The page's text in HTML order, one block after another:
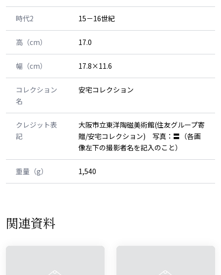
時代2 15－16世紀
高（cm） 17.0
幅（cm） 17.8×11.6
コレクション
名
安宅コレクション
クレジット表
記
大阪市立東洋陶磁美術館(住友グループ寄
贈/安宅コレクション) 写真：〓（各画
像左下の撮影者名を記入のこと）
重量（g） 1,540
関連資料